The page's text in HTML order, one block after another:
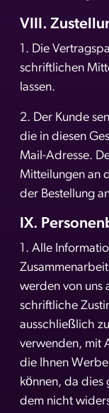
VIII.
1. Die
schriftlichen
lassen.
2. Der Kunde
die in diesen
Mail-Adresse.
Mitteilungen an
der Bestellung
IX.
1. Alle
werden von uns
schriftliche
ausschließlich
verwenden, mit
die Ihnen
können, da dies
dem nicht